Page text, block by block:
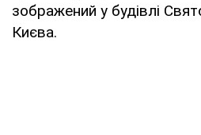
зображений у будівлі
Києва.